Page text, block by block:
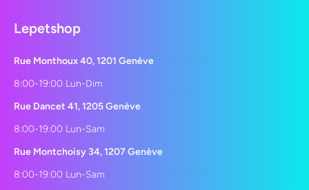
Lepetshop
Rue Monthoux 40, 1201 Genève
8:00-19:00 Lun-Dim
Rue Dancet 41, 1205 Genève
8:00-19:00 Lun-Sam
Rue Montchoisy 34, 1207 Genève
8:00-19:00 Lun-Sam